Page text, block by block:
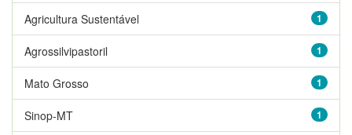
1
Agricultura Sustentável
1
Agrossilvipastoril
1
Mato Grosso
1
Sinop-MT